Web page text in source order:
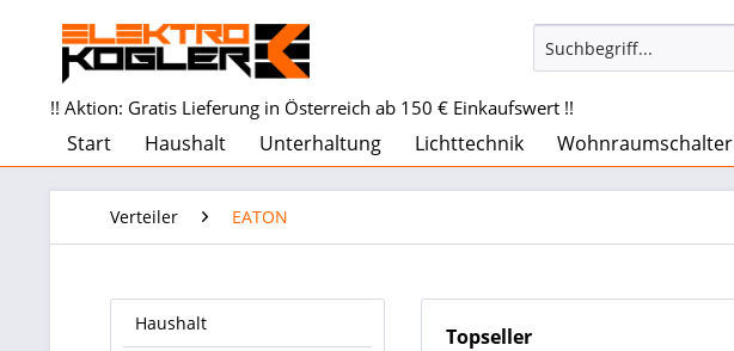
!! Aktion: Gratis Lieferung in Österreich ab 150 € Einkaufswert !!
Start Haushalt Unterhaltung Lichttechnik Wohnraumschalter
Verteiler EATON
Haushalt
Topseller